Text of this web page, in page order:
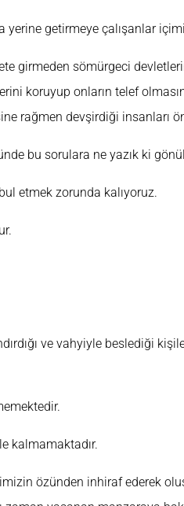
yerine getirmeye çalışanlar
girmeden sömürgeci
koruyup onların telef
rağmen devşirdiği insanları
bu sorulara ne yazık ki
etmek zorunda kalıyoruz.
ve vahyiyle beslediği
kalmamaktadır.
özünden inhiraf ederek